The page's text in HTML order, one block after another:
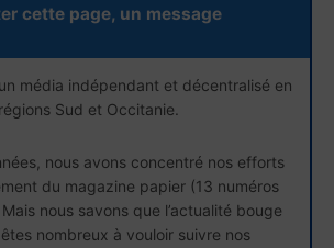
cette page, un message
un média indépendant et décentralisé en
régions Sud et Occitanie.
nous avons concentré nos efforts
du magazine papier (13 numéros
nous savons que l’actualité bouge
nombreux à vouloir suivre nos